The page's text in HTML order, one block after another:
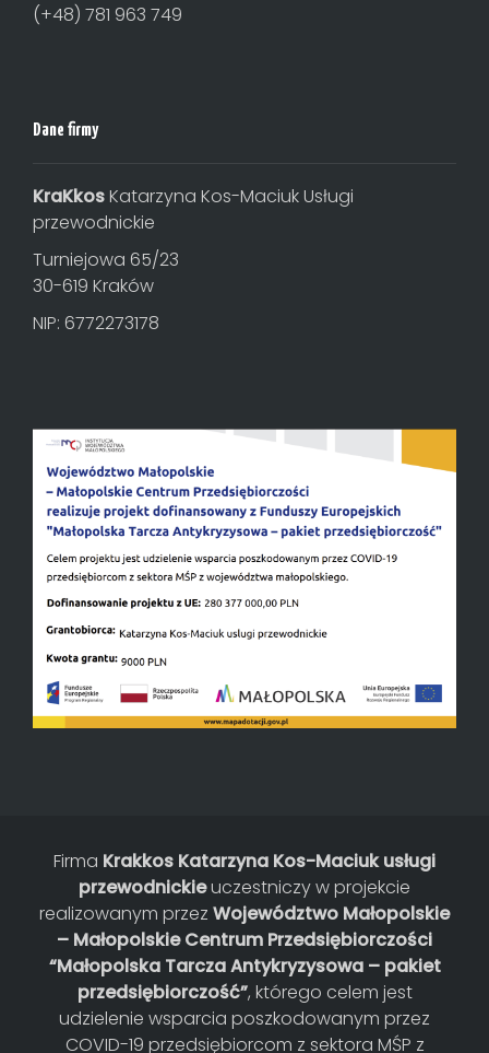
(+48) 781 963 749
Dane firmy
KraKkosKatarzyna Kos-Maciuk Usługi
przewodnickie
Turniejowa 65/23
30-619 Kraków
NIP: 6772273178
Firma Krakkos Katarzyna Kos-Maciuk usługi
przewodnickieuczestniczy w projekcie
realizowanym przez Województwo Małopolskie
– Małopolskie Centrum Przedsiębiorczości
“Małopolska Tarcza Antykryzysowa – pakiet
przedsiębiorczość”, którego celem jest
udzielenie wsparcia poszkodowanym przez
COVID-19 przedsiębiorcom z sektora MŚP z